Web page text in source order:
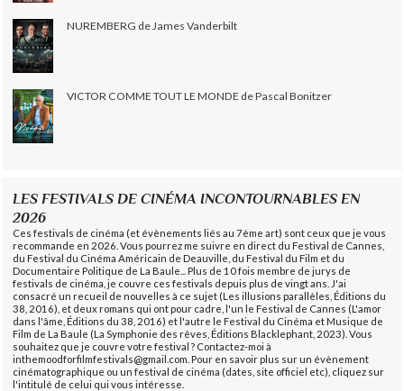
NUREMBERG de James Vanderbilt
VICTOR COMME TOUT LE MONDE de Pascal Bonitzer
LES FESTIVALS DE CINÉMA INCONTOURNABLES EN
2026
Ces festivals de cinéma (et évènements liés au 7ème art) sont ceux que je vous
recommande en 2026. Vous pourrez me suivre en direct du Festival de Cannes,
du Festival du Cinéma Américain de Deauville, du Festival du Film et du
Documentaire Politique de La Baule... Plus de 10 fois membre de jurys de
festivals de cinéma, je couvre ces festivals depuis plus de vingt ans. J'ai
consacré un recueil de nouvelles à ce sujet (Les illusions parallèles, Éditions du
38, 2016), et deux romans qui ont pour cadre, l'un le Festival de Cannes (L'amor
dans l'âme, Éditions du 38, 2016) et l'autre le Festival du Cinéma et Musique de
Film de La Baule (La Symphonie des rêves, Éditions Blacklephant, 2023). Vous
souhaitez que je couvre votre festival ? Contactez-moi à
inthemoodforfilmfestivals@gmail.com. Pour en savoir plus sur un évènement
cinématographique ou un festival de cinéma (dates, site officiel etc), cliquez sur
l'intitulé de celui qui vous intéresse.